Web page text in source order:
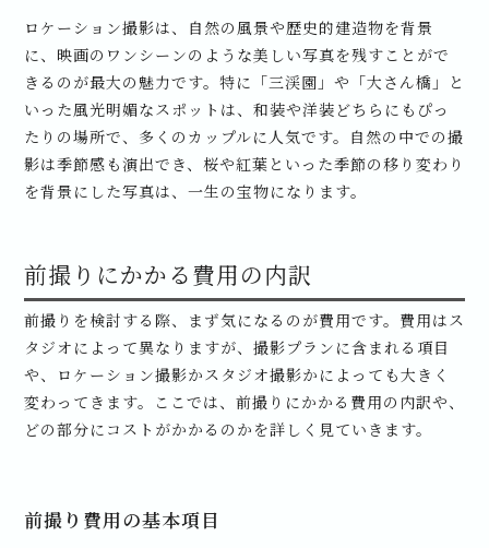
ロケーション撮影は、自然の風景や歴史的建造物を背景
に、映画のワンシーンのような美しい写真を残すことがで
きるのが最大の魅力です。特に「三渓園」や「大さん橋」と
いった風光明媚なスポットは、和装や洋装どちらにもぴっ
たりの場所で、多くのカップルに人気です。自然の中での撮
影は季節感も演出でき、桜や紅葉といった季節の移り変わり
を背景にした写真は、一生の宝物になります。
前撮りにかかる費用の内訳
前撮りを検討する際、まず気になるのが費用です。費用はス
タジオによって異なりますが、撮影プランに含まれる項目
や、ロケーション撮影かスタジオ撮影かによっても大きく
変わってきます。ここでは、前撮りにかかる費用の内訳や、
どの部分にコストがかかるのかを詳しく見ていきます。
前撮り費用の基本項目